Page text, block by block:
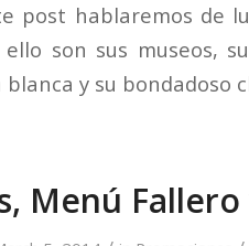
post hablaremos de
son sus museos,
y su bondadoso
Menú